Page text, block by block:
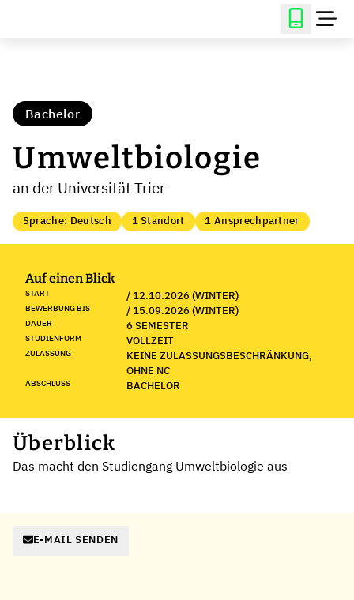
Bachelor
Umweltbiologie
an der Universität Trier
Sprache: Deutsch 1 Standort 1 Ansprechpartner
Auf einen Blick
START / 12.10.2026 (WINTER)
BEWERBUNG BIS / 15.09.2026 (WINTER)
DAUER 6 SEMESTER
STUDIENFORM VOLLZEIT
ZULASSUNG
KEINE ZULASSUNGSBESCHRÄNKUNG,
OHNE NC
ABSCHLUSS BACHELOR
Überblick
Das macht den Studiengang Umweltbiologie aus
E-MAIL SENDEN